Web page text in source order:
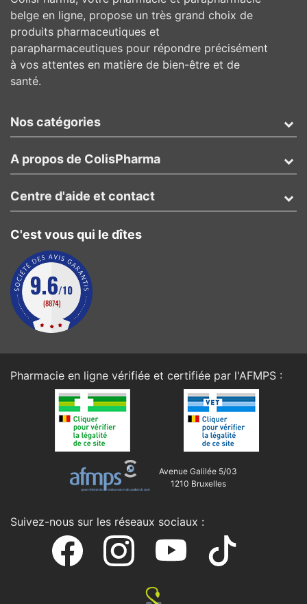
belge en ligne, propose un très grand choix de
produits pharmaceutiques et
parapharmaceutiques pour répondre précisément
à vos attentes en matière de bien-être et de
santé.
Nos catégories
A propos de ColisPharma
C'est vous qui le dîtes
Centre d'aide et contact
Pharmacie en ligne vérifiée et certifiée par l'AFMPS :
Avenue Galilée 5/03
1210 Bruxelles
Suivez-nous sur les réseaux sociaux :